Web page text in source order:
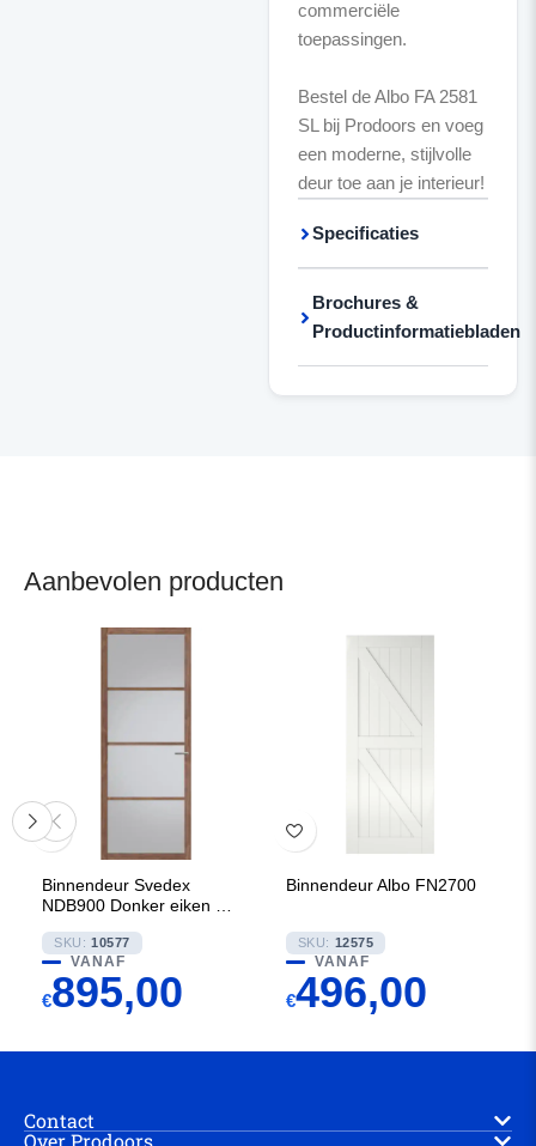
commerciële
toepassingen.
Bestel de Albo FA 2581
SL bij Prodoors en voeg
een moderne, stijlvolle
deur toe aan je interieur!
Specificaties
Brochures &
Productinformatiebladen
Aanbevolen producten
Binnendeur Svedex
NDB900 Donker eiken met
SKU: 10577
VANAF
€895,00
Binnendeur Albo FN2700
SKU: 12575
VANAF
€496,00
Contact
Over Prodoors